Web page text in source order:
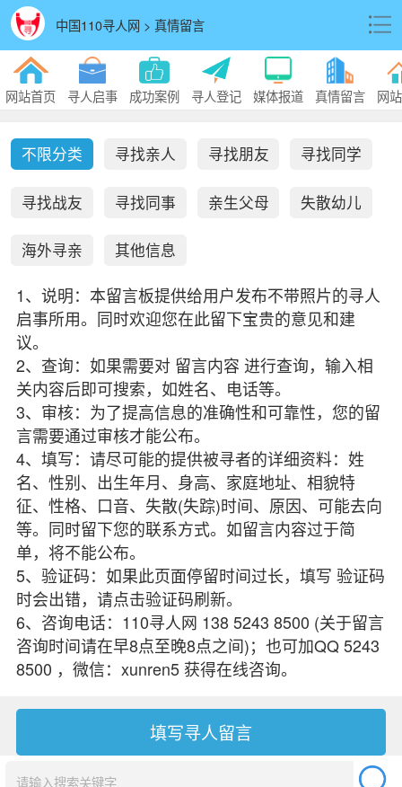
中国110寻人网 > 真情留言
网站首页 寻人启事 成功案例 寻人登记 媒体报道 真情留言 网
不限分类 寻找亲人 寻找朋友 寻找同学
寻找战友 寻找同事 亲生父母 失散幼儿
海外寻亲 其他信息
1、说明：本留言板提供给用户发布不带照片的寻人
启事所用。同时欢迎您在此留下宝贵的意见和建
议。
2、查询：如果需要对 留言内容 进行查询，输入相
关内容后即可搜索，如姓名、电话等。
3、审核：为了提高信息的准确性和可靠性，您的留
言需要通过审核才能公布。
4、填写：请尽可能的提供被寻者的详细资料：姓
名、性别、出生年月、身高、家庭地址、相貌特
征、性格、口音、失散(失踪)时间、原因、可能去向
等。同时留下您的联系方式。如留言内容过于简
单，将不能公布。
5、验证码：如果此页面停留时间过长，填写 验证码
时会出错，请点击验证码刷新。
6、咨询电话：110寻人网 138 5243 8500 (关于留言
咨询时间请在早8点至晚8点之间)；也可加QQ 5243
8500 ，微信：xunren5 获得在线咨询。